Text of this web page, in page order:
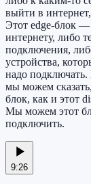
выйти в
Этот edge-блок —
интернету, либо
подключения,
устройства,
надо
мы можем
блок, как и этот
Мы можем этот
подключить.
9:26